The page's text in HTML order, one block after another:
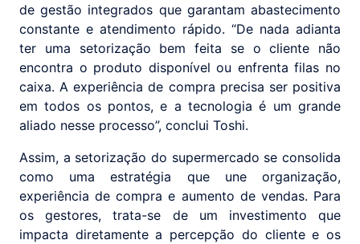
de gestão integrados que garantam abastecimento
constante e atendimento rápido. “De nada adianta
ter uma setorização bem feita se o cliente não
encontra o produto disponível ou enfrenta filas no
caixa. A experiência de compra precisa ser positiva
em todos os pontos, e a tecnologia é um grande
aliado nesse processo”, conclui Toshi.
Assim, a setorização do supermercado se consolida
como uma estratégia que une organização,
experiência de compra e aumento de vendas. Para
os gestores, trata-se de um investimento que
impacta diretamente a percepção do cliente e os